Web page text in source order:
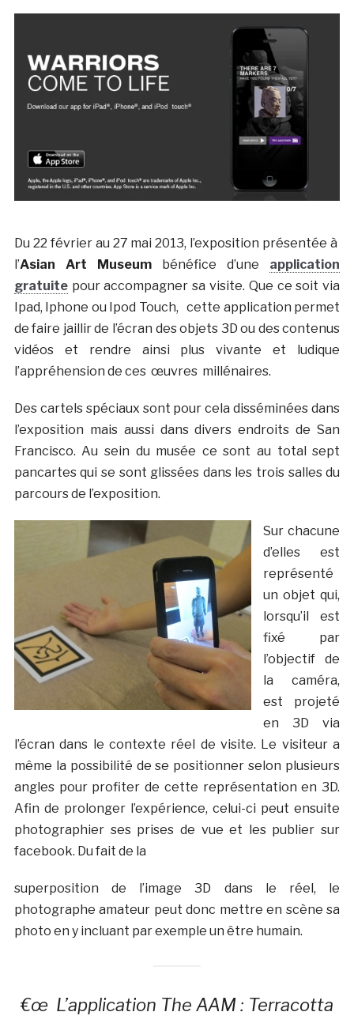
Du 22 février au 27 mai 2013, l’exposition présentée à
l’Asian Art Museumbénéfice d’une application
gratuitepour accompagner sa visite. Que ce soit via
Ipad, Iphone ou Ipod Touch, cette application permet
de faire jaillir de l’écran des objets 3D ou des contenus
vidéos et rendre ainsi plus vivante et ludique
l’appréhension de ces œuvres millénaires.
Des cartels spéciaux sont pour cela disséminées dans
l’exposition mais aussi dans divers endroits de San
Francisco. Au sein du musée ce sont au total sept
pancartes qui se sont glissées dans les trois salles du
parcours de l’exposition.
Sur chacune
d’elles est
représenté
un objet qui,
lorsqu’il est
fixé par
l’objectif de
la caméra,
est projeté
en 3D via
l’écran dans le contexte réel de visite. Le visiteur a
même la possibilité de se positionner selon plusieurs
angles pour profiter de cette représentation en 3D.
Afin de prolonger l’expérience, celui-ci peut ensuite
photographier ses prises de vue et les publier sur
facebook. Du fait de la
superposition de l’image 3D dans le réel, le
photographe amateur peut donc mettre en scène sa
photo en y incluant par exemple un être humain.
€œ L’application The AAM : Terracotta